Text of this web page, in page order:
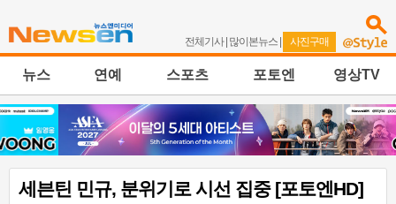
전체기사| 많이본뉴스 | 사진구매
뉴스 연예 스포츠 포토엔 영상TV
세븐틴 민규, 분위기로 시선 집중 [포토엔HD]